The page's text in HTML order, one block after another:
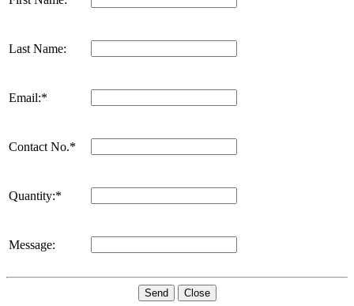
Last Name:
Email:*
Contact No.*
Quantity:*
Message:
Send Close